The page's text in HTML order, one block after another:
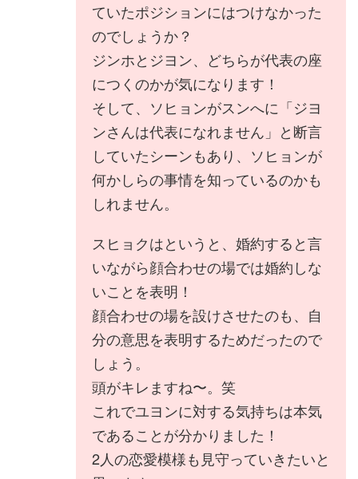
ていたポジションにはつけなかった
のでしょうか？
ジンホとジヨン、どちらが代表の座
につくのかが気になります！
そして、ソヒョンがスンへに「ジヨ
ンさんは代表になれません」と断言
していたシーンもあり、ソヒョンが
何かしらの事情を知っているのかも
しれません。
スヒョクはというと、婚約すると言
いながら顔合わせの場では婚約しな
いことを表明！
顔合わせの場を設けさせたのも、自
分の意思を表明するためだったので
しょう。
頭がキレますね〜。笑
これでユヨンに対する気持ちは本気
であることが分かりました！
2人の恋愛模様も見守っていきたいと